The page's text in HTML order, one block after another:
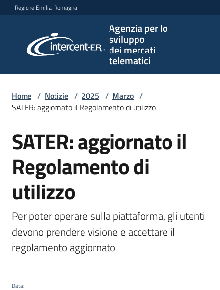
Vai al contenuto
Vai alla navigazione
Vai al footer
Regione Emilia-Romagna
Agenzia per lo
sviluppo
dei mercati
telematici
per lo
sviluppo
telematici
L'Agenzia
e
strumenti
di
acquisto
Home / Notizie / 2025 / Marzo /
SATER: aggiornato il Regolamento di utilizzo
Salta al contenuto
SATER: aggiornato il
Regolamento di
utilizzo
Per poter operare sulla piattaforma, gli utenti
devono prendere visione e accettare il
regolamento aggiornato
Data: